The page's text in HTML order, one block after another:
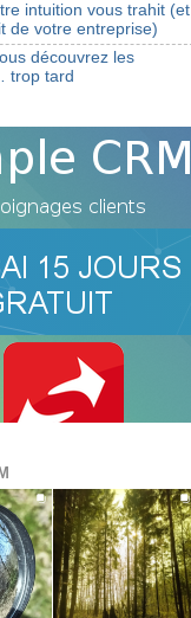
intuition vous trahit (et
de votre entreprise)
découvrez les
trop tard